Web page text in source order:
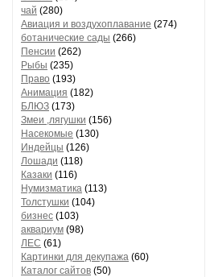
чай (280)
Авиация и воздухоплавание (274)
ботанические сады (266)
Пенсии (262)
Рыбы (235)
Право (193)
Анимация (182)
БЛЮЗ (173)
Змеи ,лягушки (156)
Насекомые (130)
Индейцы (126)
Лошади (118)
Казаки (116)
Нумизматика (113)
Толстушки (104)
бизнес (103)
аквариум (98)
ЛЕС (61)
Картинки для декупажа (60)
Каталог сайтов (50)